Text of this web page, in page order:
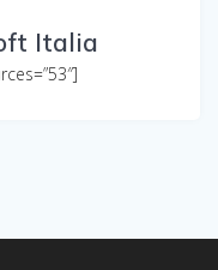
Italia